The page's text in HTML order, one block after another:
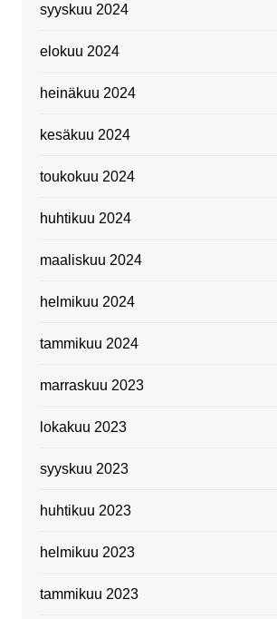
syyskuu 2024
elokuu 2024
heinäkuu 2024
kesäkuu 2024
toukokuu 2024
huhtikuu 2024
maaliskuu 2024
helmikuu 2024
tammikuu 2024
marraskuu 2023
lokakuu 2023
syyskuu 2023
huhtikuu 2023
helmikuu 2023
tammikuu 2023